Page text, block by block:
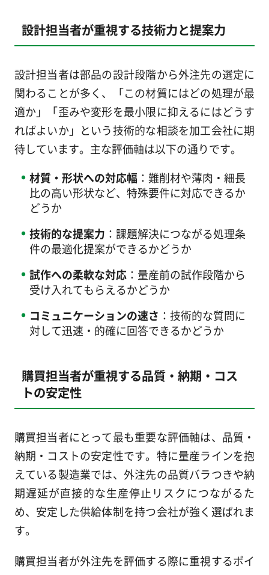
設計担当者が重視する技術力と提案力
設計担当者は部品の設計段階から外注先の選定に
関わることが多く、「この材質にはどの処理が最
適か」「歪みや変形を最小限に抑えるにはどうす
ればよいか」という技術的な相談を加工会社に期
待しています。主な評価軸は以下の通りです。
材質・形状への対応幅 ：難削材や薄肉・細長
比の高い形状など、特殊要件に対応できるか
どうか
技術的な提案力 ：課題解決につながる処理条
件の最適化提案ができるかどうか
試作への柔軟な対応：量産前の試作段階から
受け入れてもらえるかどうか
コミュニケーションの速さ ：技術的な質問に
対して迅速・的確に回答できるかどうか
購買担当者が重視する品質・納期・コス
トの安定性
購買担当者にとって最も重要な評価軸は、品質・
納期・コストの安定性です。特に量産ラインを抱
えている製造業では、外注先の品質バラつきや納
期遅延が直接的な生産停止リスクにつながるた
め、安定した供給体制を持つ会社が強く選ばれま
す。
購買担当者が外注先を評価する際に重視するポイ